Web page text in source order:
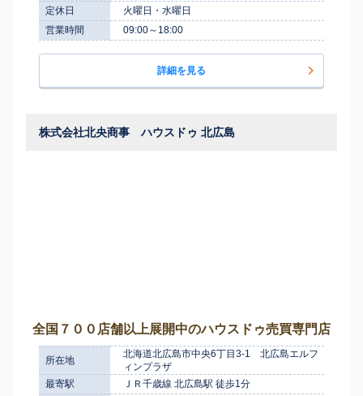
定休日
火曜日・水曜日
営業時間
09:00～18:00
詳細を見る
株式会社北央商事 ハウスドゥ 北広島
全国７００店舗以上展開中のハウスドゥ売買専門店
所在地
北海道北広島市中央6丁目3-1 北広島エルフ
ィンプラザ
最寄駅
ＪＲ千歳線 北広島駅 徒歩1分